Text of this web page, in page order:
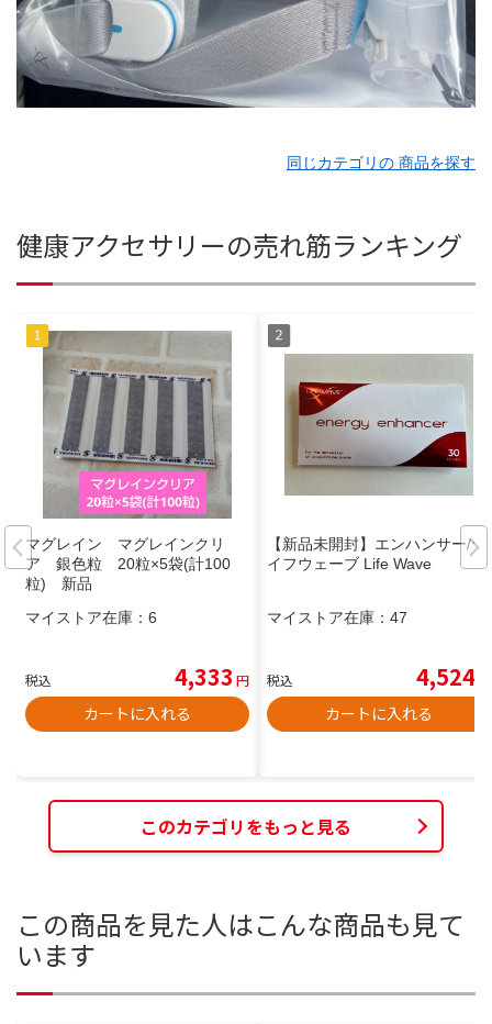
同じカテゴリの 商品を探す
健康アクセサリーの売れ筋ランキング
マグレイン マグレインクリ
ア 銀色粒 20粒×5袋(計100
粒) 新品
マイストア在庫： 6
税込 4,333 円
カートに入れる
【新品未開封】エンハンサー/ラ
イフウェーブ Life Wave
マイストア在庫： 47
税込 4,524
カートに入れる
このカテゴリをもっと見る
この商品を見た人はこんな商品も見て
います